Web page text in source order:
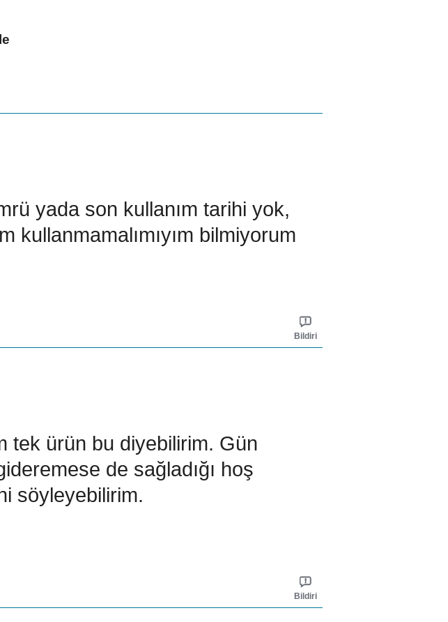
yada son kullanım tarihi yok,
kullanmamalımıyım bilmiyorum
Bildiri
tek ürün bu diyebilirim. Gün
de sağladığı hoş
söyleyebilirim.
Bildiri